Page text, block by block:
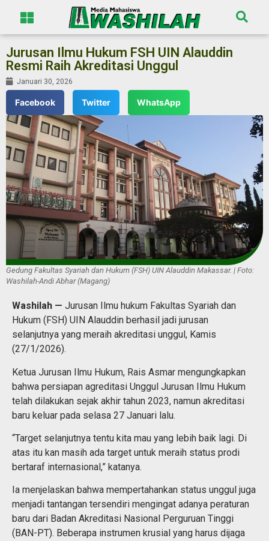
Jurusan Ilmu Hukum FSH UIN Alauddin
Resmi Raih Akreditasi Unggul
Januari 30, 2026
Facebook Twitter WhatsApp
Gedung Fakultas Syariah dan Hukum (FSH) UIN Alauddin Makassar. | Foto:
Washilah-Andi Abhar (Magang)
Washilah — Jurusan Ilmu hukum Fakultas Syariah dan
Hukum (FSH) UIN Alauddin berhasil jadi jurusan
selanjutnya yang meraih akreditasi unggul, Kamis
(27/1/2026).
Ketua Jurusan Ilmu Hukum, Rais Asmar mengungkapkan
bahwa persiapan agreditasi Unggul Jurusan Ilmu Hukum
telah dilakukan sejak akhir tahun 2023, namun akreditasi
baru keluar pada selasa 27 Januari lalu.
“Target selanjutnya tentu kita mau yang lebih baik lagi. Di
atas itu kan masih ada target untuk meraih status prodi
bertaraf internasional,” katanya.
Ia menjelaskan bahwa mempertahankan status unggul juga
menjadi tantangan tersendiri mengingat adanya peraturan
baru dari Badan Akreditasi Nasional Perguruan Tinggi
(BAN-PT). Beberapa instrumen krusial yang harus dijaga